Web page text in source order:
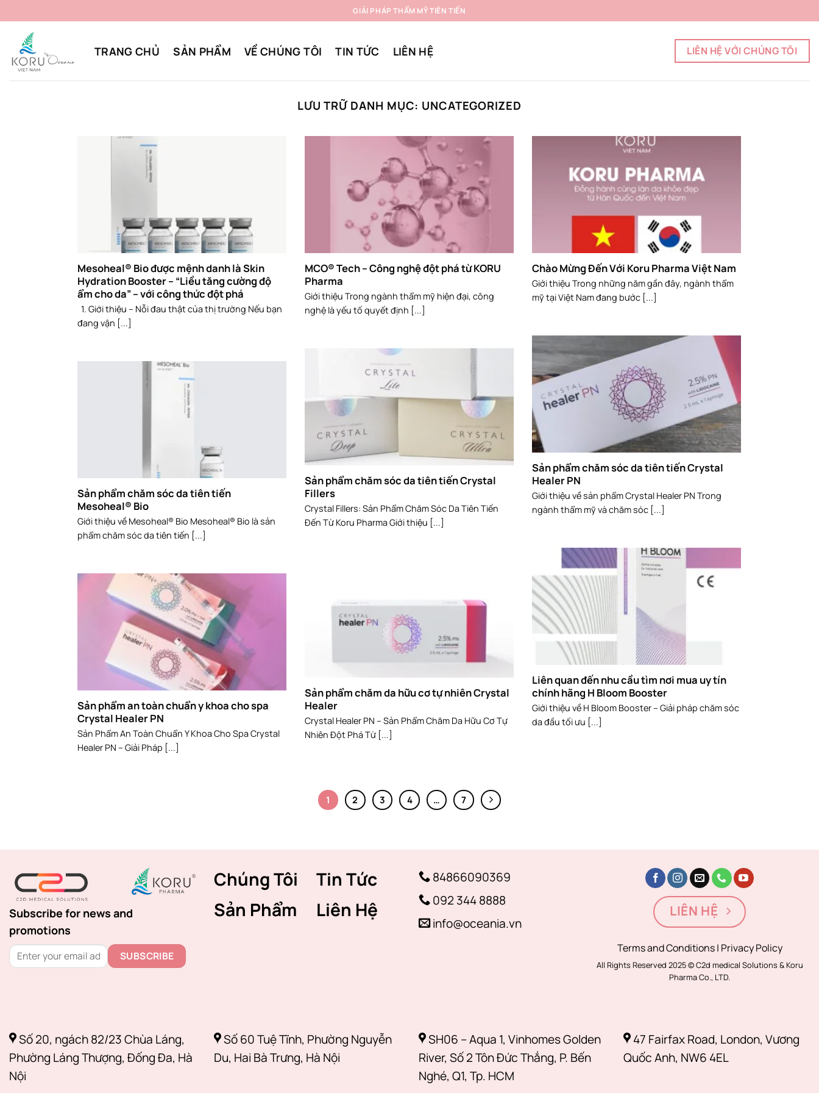
qua
dung
GIẢI PHÁP THẨM MỸ TIÊN TIẾN
TRANG CHỦ SẢN PHẨM VỀ CHÚNG TÔI TIN TỨC LIÊN HỆ LIÊN HỆ VỚI CHÚNG TÔI
LƯU TRỮ DANH MỤC: UNCATEGORIZED
Mesoheal® Bio được mệnh danh là Skin
Hydration Booster – “Liều tăng cường độ
ẩm cho da” – với công thức đột phá
1. Giới thiệu – Nỗi đau thật của thị trường Nếu bạn
đang vận [...]
MCO® Tech – Công nghệ đột phá từ KORU
Pharma
Giới thiệu Trong ngành thẩm mỹ hiện đại, công
nghệ là yếu tố quyết định [...]
Chào Mừng Đến Với Koru Pharma Việt Nam
Giới thiệu Trong những năm gần đây, ngành thẩm
mỹ tại Việt Nam đang bước [...]
Sản phẩm chăm sóc da tiên tiến Crystal
Healer PN
Giới thiệu về sản phẩm Crystal Healer PN Trong
ngành thẩm mỹ và chăm sóc [...]
Sản phẩm chăm sóc da tiên tiến Crystal
Fillers
Crystal Fillers: Sản Phẩm Chăm Sóc Da Tiên Tiến
Đến Từ Koru Pharma Giới thiệu [...]
Sản phẩm chăm sóc da tiên tiến
Mesoheal® Bio
Giới thiệu về Mesoheal® Bio Mesoheal® Bio là sản
phẩm chăm sóc da tiên tiến [...]
Liên quan đến nhu cầu tìm nơi mua uy tín
chính hãng H Bloom Booster
Giới thiệu về H Bloom Booster – Giải pháp chăm sóc
da đầu tối ưu [...]
Sản phẩm chăm da hữu cơ tự nhiên Crystal
Healer
Crystal Healer PN – Sản Phẩm Chăm Da Hữu Cơ Tự
Nhiên Đột Phá Từ [...]
Sản phẩm an toàn chuẩn y khoa cho spa
Crystal Healer PN
Sản Phẩm An Toàn Chuẩn Y Khoa Cho Spa Crystal
Healer PN – Giải Pháp [...]
1 2 3 4 … 7
Subscribe for news and
promotions
Chúng Tôi
Sản Phẩm
Tin Tức
Liên Hệ
84866090369
092 344 8888
info@oceania.vn
LIÊN HỆ
Terms and Conditions | Privacy Policy
All Rights Reserved 2025 © C2d medical Solutions & Koru
Pharma Co., LTD.
Số 20, ngách 82/23 Chùa Láng,
Phường Láng Thượng, Đống Đa, Hà
Nội
Số 60 Tuệ Tĩnh, Phường Nguyễn
Du, Hai Bà Trưng, Hà Nội
SH06 – Aqua 1, Vinhomes Golden
River, Số 2 Tôn Đức Thắng, P. Bến
Nghé, Q1, Tp. HCM
47 Fairfax Road, London, Vương
Quốc Anh, NW6 4EL